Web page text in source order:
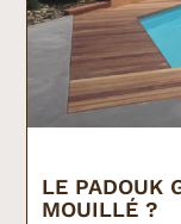
LE PADOUK
MOUILLÉ ?